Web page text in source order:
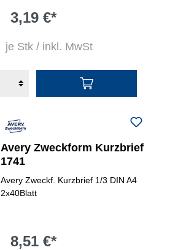
3,19 €*
je Stk / inkl. MwSt
Avery Zweckform Kurzbrief
1741
Avery Zweckf. Kurzbrief 1/3 DIN A4
2x40Blatt
8,51 €*